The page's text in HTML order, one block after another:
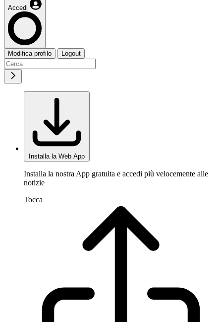
Accedi
Modifica profilo Logout
Installa la Web App
Installa la nostra App gratuita e accedi più velocemente alle
notizie
Tocca